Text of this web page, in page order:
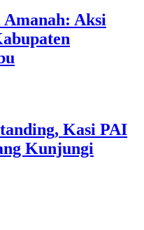
Amanah: Aksi
Kasi PAI
Kunjungi